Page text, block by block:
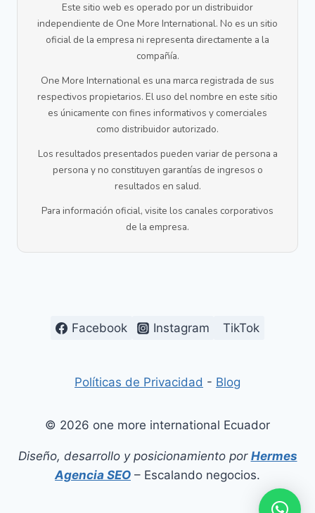
Este sitio web es operado por un distribuidor
independiente de One More International. No es un sitio
oficial de la empresa ni representa directamente a la
compañía.
One More International es una marca registrada de sus
respectivos propietarios. El uso del nombre en este sitio
es únicamente con fines informativos y comerciales
como distribuidor autorizado.
Los resultados presentados pueden variar de persona a
persona y no constituyen garantías de ingresos o
resultados en salud.
Para información oficial, visite los canales corporativos
de la empresa.
Facebook Instagram TikTok
Políticas de Privacidad - Blog
© 2026 one more international Ecuador
Diseño, desarrollo y posicionamiento por Hermes
Agencia SEO – Escalando negocios.